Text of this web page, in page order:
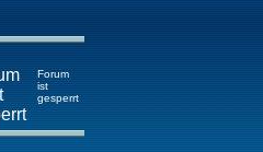
Forum
ist
gesperrt